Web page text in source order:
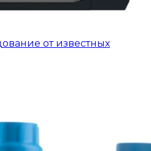
от известных